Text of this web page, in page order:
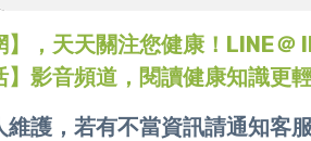
】，天天關注您健康！LINE
】影音頻道，閱讀健康知識更
護，若有不當資訊請通知客